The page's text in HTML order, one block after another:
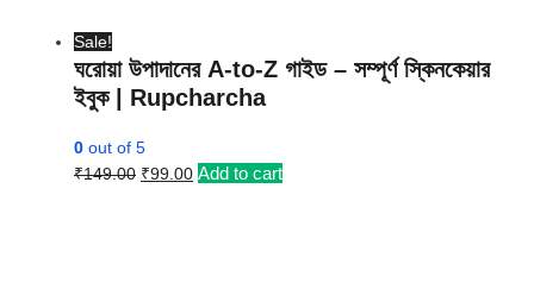
Sale!
ঘরোয়া উপাদানের A-to-Z গাইড – সম্পূর্ণ স্কিনকেয়ার
ইবুক | Rupcharcha
0 out of 5
₹149.00 Original
₹99.00Current
Add to cart